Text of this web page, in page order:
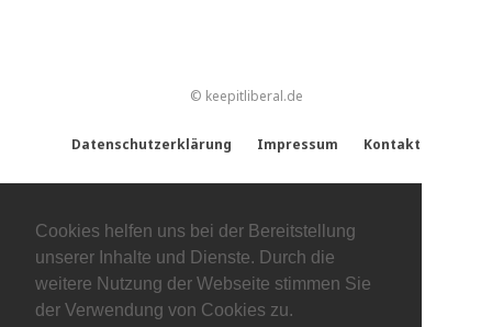
Cookies helfen uns bei der Bereitstellung
unserer Inhalte und Dienste. Durch die
weitere Nutzung der Webseite stimmen Sie
der Verwendung von Cookies zu.
© keepitliberal.de
Datenschutzerklärung Impressum Kontakt